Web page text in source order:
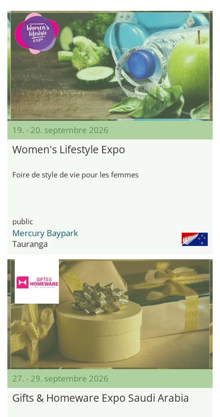
19. - 20. septembre 2026
Women's Lifestyle Expo
Foire de style de vie pour les femmes
public
Mercury Baypark
Tauranga
27. - 29. septembre 2026
Gifts & Homeware Expo Saudi Arabia